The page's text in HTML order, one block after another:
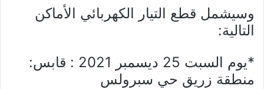
وسيشمل قطع التيار الكهربائي الأماكن
التالية:
*يوم السبت 25 ديسمبر 2021 : قابس:
منطقة زريق حي سبرولس